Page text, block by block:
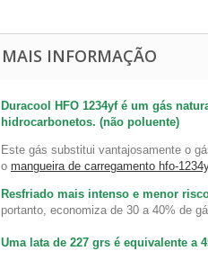
MAIS INFORMAÇÃO
Duracool HFO 1234yf é um gás
hidrocarbonetos. (não poluente)
Este gás substitui vantajosamente o
o mangueira de carregamento hfo-
Resfriado mais intenso e menor
portanto, economiza de 30 a 40% de
Uma lata de 227 grs é equivalente a